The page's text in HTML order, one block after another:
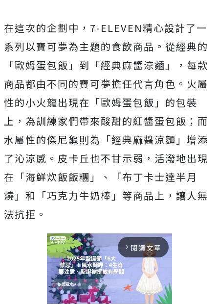
在這次的企劃中，7-ELEVEN精心設計了一
系列以寶可夢為主題的食飲商品。從經典的
「歐姆蛋包飯」到「經典麻醬涼麵」，每款
商品都由不同的寶可夢擔任代言角色。火屬
性的小火龍出現在「歐姆蛋包飯」的包裝
上，為訓練家們帶來酸甜的紅醬蛋包飯；而
水屬性的傑尼龜則為「經典麻醬涼麵」增添
了沁涼感。皮卡丘也不甘示弱，活潑地出現
在「海鮮炊飯飯糰」、「布丁卡士達半月
燒」和「巧克力牛奶棒」等商品上，讓人無
法抗拒。
arrow_forward_ios 閱讀文章